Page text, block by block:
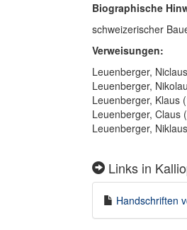
Biographische
schweizerischer
Verweisungen:
Leuenberger,
Leuenberger,
Leuenberger, Klaus
Leuenberger, Claus
Leuenberger,
Links in
Handschriften